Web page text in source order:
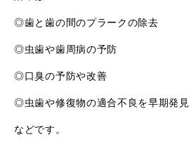
◎歯と歯の間のプラークの除去
◎虫歯や歯周病の予防
◎口臭の予防や改善
◎虫歯や修復物の適合不良を早期発見
などです。